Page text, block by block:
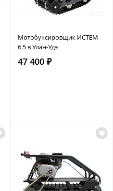
Мотобуксировщик ИСТЕМ
6.5 в Улан-Удэ
47 400 ₽